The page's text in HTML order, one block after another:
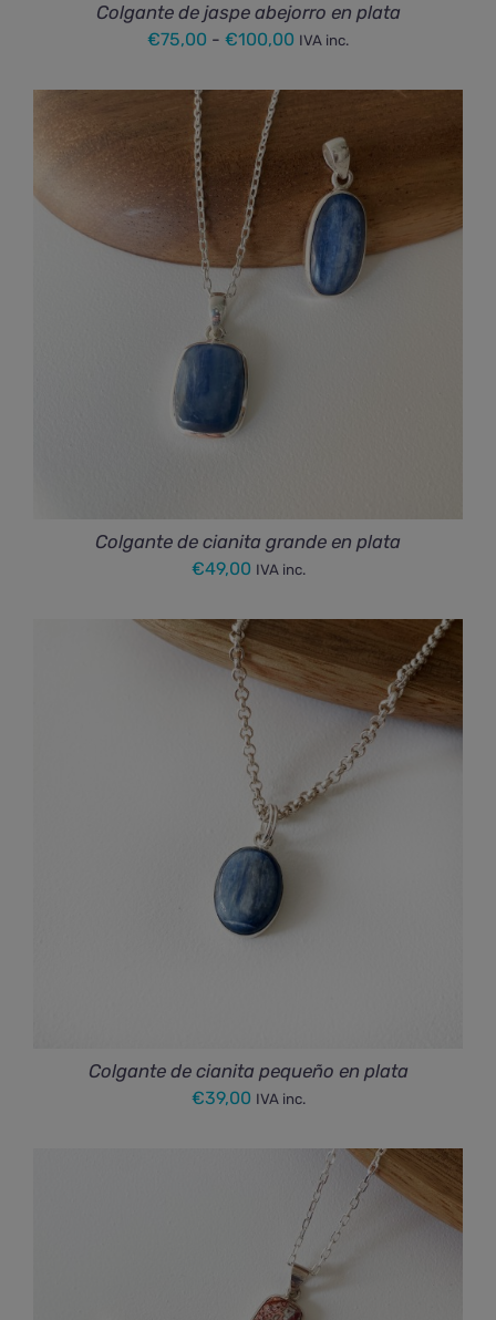
Colgante de jaspe abejorro en plata
€75,00 - €100,00 Rango
€75,00
hasta
€100,00
IVA inc.
Colgante de cianita grande en plata
€49,00 IVA inc.
Colgante de cianita pequeño en plata
€39,00 IVA inc.